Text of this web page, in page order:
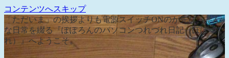
コンテンツへスキップ
「ただいま」の挨拶よりも電源スイッチONのが先な、そん
な日常を綴る『ぽぽろんのパソコンつれづれ日記（ぽぽづ
れ）』へようこそ。